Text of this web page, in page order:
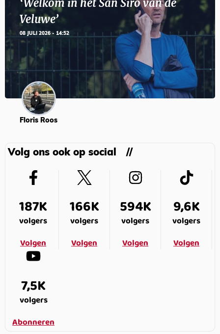
‘Welkom in het San Siro van de
Veluwe’
08 JULI 2026 - 14:52
Floris Roos
Volg ons ook op social
187K
volgers
Volgen
166K
volgers
Volgen
594K
volgers
Volgen
9,6K
volgers
Volgen
7,5K
volgers
Abonneren